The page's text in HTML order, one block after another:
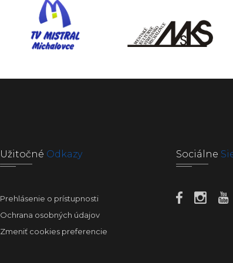
Užitočné Odkazy
Prehlásenie o prístupnosti
Ochrana osobných údajov
Zmeniť cookies preferencie
Sociálne